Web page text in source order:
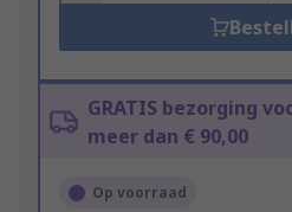
GRATIS bezorging
meer dan € 90,00
Op voorraad